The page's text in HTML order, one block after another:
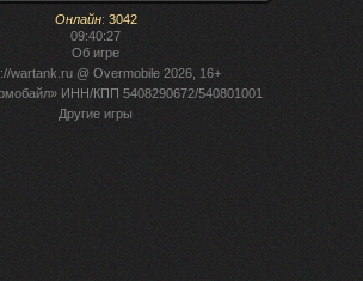
Онлайн: 3042
09:40:27
Об игре
wartank.ru@ Overmobile 2026, 16+
ИНН/КПП 5408290672/540801001
Другие игры